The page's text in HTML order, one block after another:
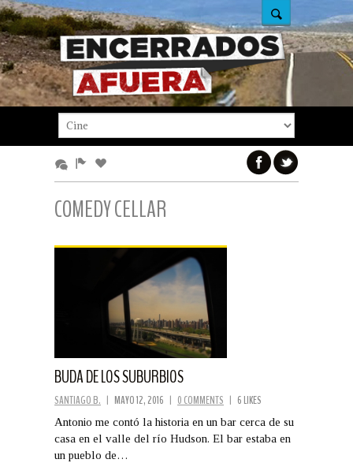
COMEDY CELLAR
BUDA DE LOS SUBURBIOS
SANTIAGO B. | MAYO 12, 2016 | 0 COMMENTS | 6 LIKES
Antonio me contó la historia en un bar cerca de su
casa en el valle del río Hudson. El bar estaba en
un pueblo de…